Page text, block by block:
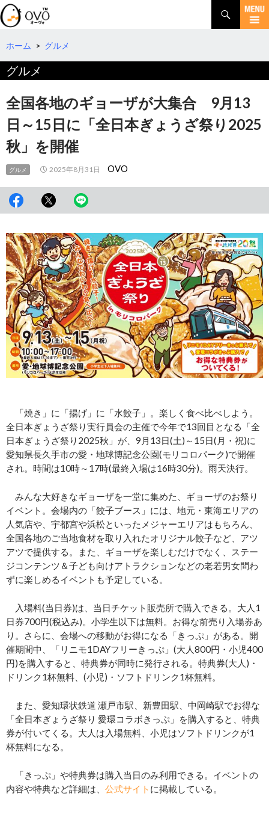
検
索
コ
テ
ツ
へ
動
ホーム > グルメ
グルメ
全国各地のギョーザが大集合 9月13
日～15日に「全日本ぎょうざ祭り2025
秋」を開催
グルメ 2025年8月31日 OVO
「焼き」に「揚げ」に「水餃子」。楽しく食べ比べしよう。
全日本ぎょうざ祭り実行員会の主催で今年で13回目となる「全
日本ぎょうざ祭り2025秋」が、9月13日(土)～15日(月・祝)に
愛知県長久手市の愛・地球博記念公園(モリコロパーク)で開催
され。時間は10時～17時(最終入場は16時30分)。雨天決行。
みんな大好きなギョーザを一堂に集めた、ギョーザのお祭り
イベント。会場内の「餃子ブース」には、地元・東海エリアの
人気店や、宇都宮や浜松といったメジャーエリアはもちろん、
全国各地のご当地食材を取り入れたオリジナル餃子など、アツ
アツで提供する。また、ギョーザを楽しむだけでなく、ステー
ジコンテンツ＆子ども向けアトラクションなどの老若男女問わ
ずに楽しめるイベントも予定している。
入場料(当日券)は、当日チケット販売所で購入できる。大人1
日券700円(税込み)。小学生以下は無料。お得な前売り入場券あ
り。さらに、会場への移動がお得になる「きっぷ」がある。開
催期間中、「リニモ1DAYフリーきっぷ」(大人800円・小児400
円)を購入すると、特典券が同時に発行される。特典券(大人)・
ドリンク1杯無料、(小児)・ソフトドリンク1杯無料。
また、愛知環状鉄道 瀬戸市駅、新豊田駅、中岡崎駅でお得な
「全日本ぎょうざ祭り 愛環コラボきっぷ」を購入すると、特典
券が付いてくる。大人は入場無料、小児はソフトドリンクが1
杯無料になる。
「きっぷ」や特典券は購入当日のみ利用できる。イベントの
内容や特典など詳細は、 公式サイト に掲載している。